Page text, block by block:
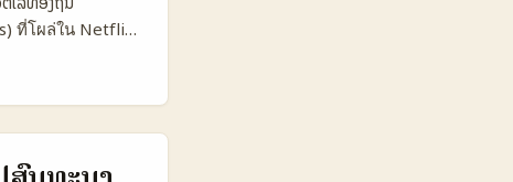
ລາວ? ...
ที่โผล่ใน Netflix
, ການອ່ານຄ່າ
ຳຄັນ — ບາງທີ່ເຮັດ
ປຣໂມຊັນອາຫານບໍ່ໄດ້
ມມູນຕົວເອງ (ອ້າວ